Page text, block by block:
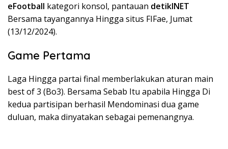
eFootball kategori konsol, pantauan detikINET
Bersama tayangannya Hingga situs FIFae, Jumat
(13/12/2024).
Game Pertama
Laga Hingga partai final memberlakukan aturan main
best of 3 (Bo3). Bersama Sebab Itu apabila Hingga Di
kedua partisipan berhasil Mendominasi dua game
duluan, maka dinyatakan sebagai pemenangnya.